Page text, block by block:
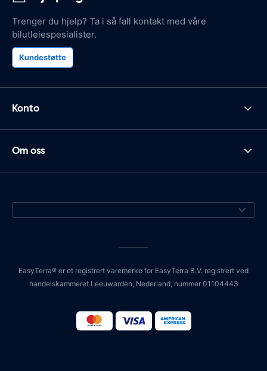
Trenger du hjelp? Ta i så fall kontakt med våre
bilutleiespesialister.
Kundestøtte
Konto
Om oss
EasyTerra® er et registrert varemerke for EasyTerra B.V. registrert ved
handelskammeret Leeuwarden, Nederland, nummer 01104443